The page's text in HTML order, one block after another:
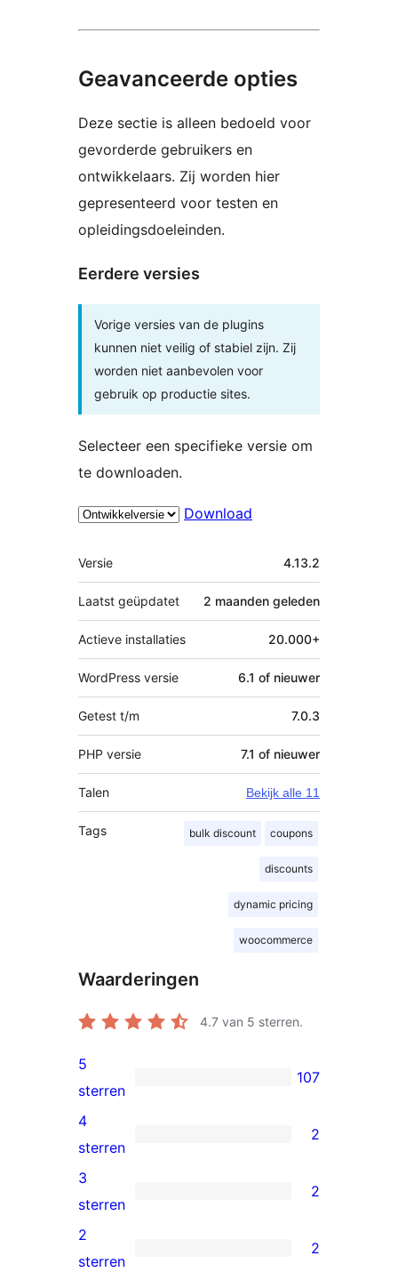
Geavanceerde opties
Deze sectie is alleen bedoeld voor
gevorderde gebruikers en
ontwikkelaars. Zij worden hier
gepresenteerd voor testen en
opleidingsdoeleinden.
Eerdere versies
Vorige versies van de plugins
kunnen niet veilig of stabiel zijn. Zij
worden niet aanbevolen voor
gebruik op productie sites.
Selecteer een specifieke versie om
te downloaden.
Download
Meta
Versie 4.13.2
Laatst geüpdatet 2 maanden geleden
Actieve installaties 20.000+
WordPress versie 6.1 of nieuwer
Getest t/m 7.0.3
PHP versie 7.1 of nieuwer
Talen Bekijk alle 11
Tags bulk discount coupons
discounts
dynamic pricing
woocommerce
Waarderingen
4.7 van 5 sterren.
107
5
sterren
beoordelingen
5
sterren
107
2
4
sterren
beoordelingen
4
sterren
2
2
3
sterren
3
sterren
2
2
2
sterren
2